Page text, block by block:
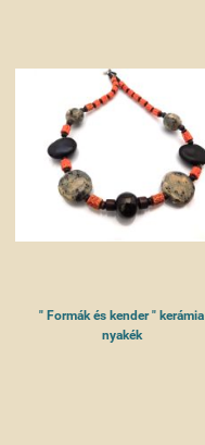
" Formák és kender " kerámia
nyakék